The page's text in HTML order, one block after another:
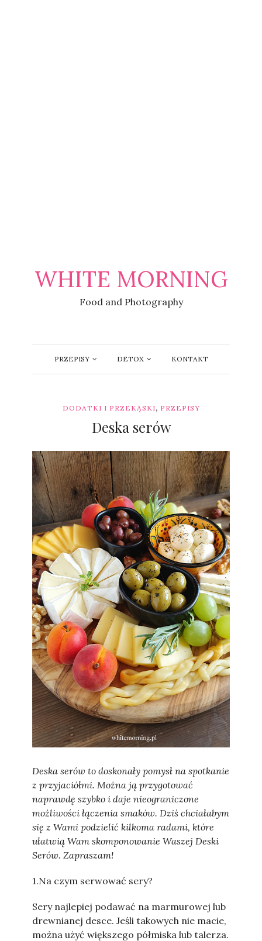
WHITE MORNING
Food and Photography
PRZEPISY DETOX KONTAKT
DODATKI I PRZEKĄSKI, PRZEPISY
Deska serów
Sylwia
Deska serów to doskonały pomysł na spotkanie
z przyjaciółmi. Można ją przygotować
naprawdę szybko i daje nieograniczone
możliwości łączenia smaków. Dziś chciałabym
się z Wami podzielić kilkoma radami, które
ułatwią Wam skomponowanie Waszej Deski
Serów. Zapraszam!
1.Na czym serwować sery?
Sery najlepiej podawać na marmurowej lub
drewnianej desce. Jeśli takowych nie macie,
można użyć większego półmiska lub talerza.